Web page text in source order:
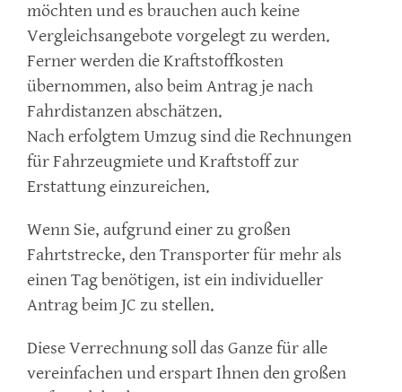
möchten und es brauchen auch keine
Vergleichsangebote vorgelegt zu werden.
Ferner werden die Kraftstoffkosten
übernommen, also beim Antrag je nach
Fahrdistanzen abschätzen.
Nach erfolgtem Umzug sind die Rechnungen
für Fahrzeugmiete und Kraftstoff zur
Erstattung einzureichen.
Wenn Sie, aufgrund einer zu großen
Fahrtstrecke, den Transporter für mehr als
einen Tag benötigen, ist ein individueller
Antrag beim JC zu stellen.
Diese Verrechnung soll das Ganze für alle
vereinfachen und erspart Ihnen den großen